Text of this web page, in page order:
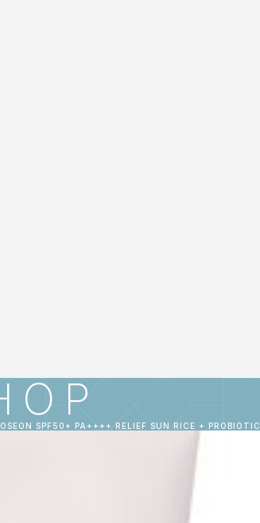
SPF50+ PA++++ RELIEF SUN RICE + PROBIOTIC